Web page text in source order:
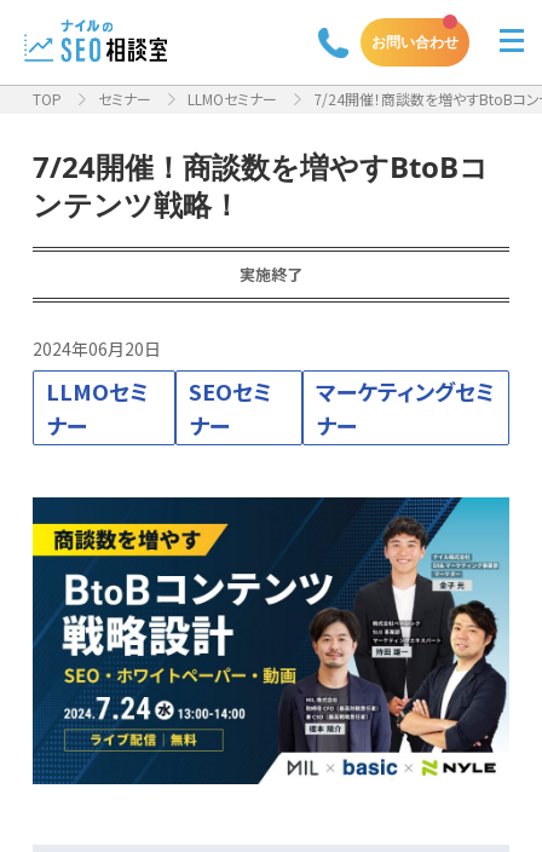
お問い合わせ
TOP セミナー LLMOセミナー 7/24開催！商談数を増やすBtoBコン
7/24開催！商談数を増やすBtoBコ
ンテンツ戦略！
実施終了
2024年06月20日
LLMOセミ
ナー
SEOセミ
ナー
マーケティングセミ
ナー